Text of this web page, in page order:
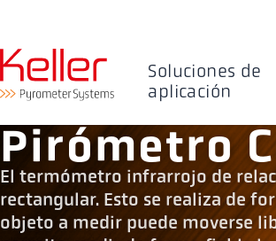
Soluciones de
aplicación
Pirómetro
El termómetro infrarrojo de
rectangular. Esto se realiza de
objeto a medir puede moverse